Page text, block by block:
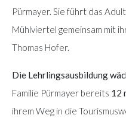
Pürmayer. Sie führt das
Mühlviertel gemeinsam mit
Thomas Hofer.
Die Lehrlingsausbildung
Familie Pürmayer bereits 12
ihrem Weg in die